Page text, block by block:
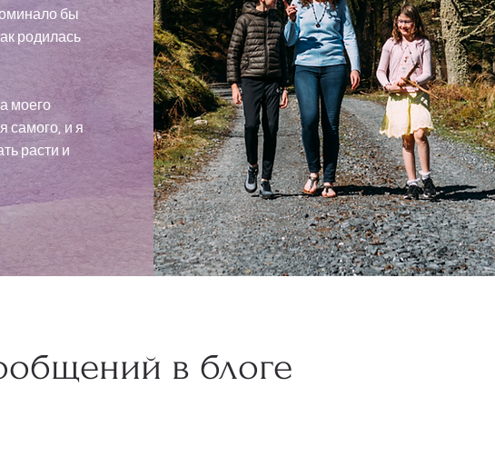
бы
родилась
моего
самого, и я
расти и
в блоге